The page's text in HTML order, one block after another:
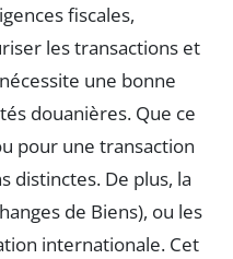
fiscales,
les transactions et
une bonne
douanières. Que ce
pour une transaction
distinctes. De plus, la
de Biens), ou les
internationale. Cet